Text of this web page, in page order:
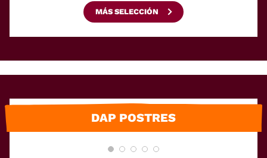
MÁS SELECCIÓN
DAP POSTRES